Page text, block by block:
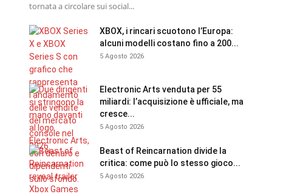
tornata a circolare sui social...
XBOX, i rincari scuotono l’Europa:
alcuni modelli costano fino a 200...
5 Agosto 2026
Electronic Arts venduta per 55
miliardi: l’acquisizione è ufficiale, ma
cresce...
5 Agosto 2026
Beast of Reincarnation divide la
critica: come può lo stesso gioco...
5 Agosto 2026